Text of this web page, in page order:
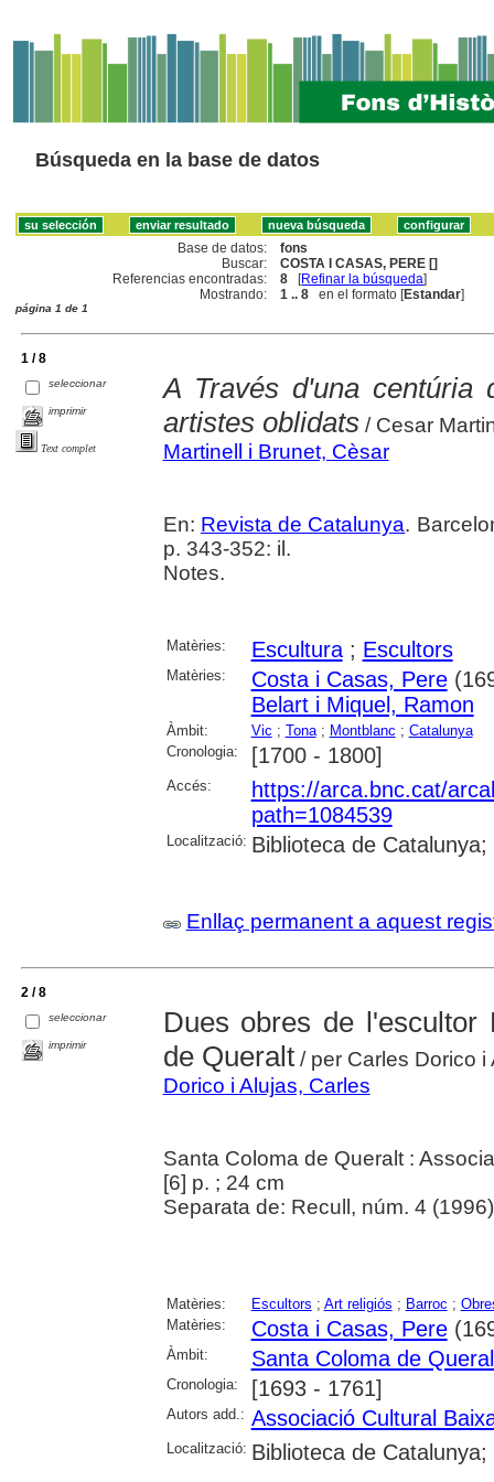
Búsqueda en la base de datos
Base de datos:
fons
Buscar:
COSTA I CASAS, PERE []
Referencias encontradas:
8 [Refinar la búsqueda]
Mostrando:
1 .. 8 en el formato [Estandar]
página 1 de 1
1 / 8
seleccionar
imprimir
Text complet
A Través d'una centúria
artistes oblidats/ Cesar
Martinell i Brunet, Cèsar
En: Revista de Catalunya.
p. 343-352: il.
Notes.
Matèries: Escultura; Escultors
Matèries: Costa i Casas, Pere
Belart i Miquel, Ramon
Àmbit: Vic ; Tona; Montblanc ; Catalunya
Cronologia:
[1700 - 1800]
Accés:
https://arca.bnc.cat/
path=1084539
Localització: Biblioteca de
Enllaç permanent a aquest
2 / 8
seleccionar
imprimir
Dues obres de
de Queralt/ per Carles Dorico i
Dorico i Alujas, Carles
Santa Coloma de Queralt :
[6] p. ; 24 cm
Separata de: Recull, núm. 4
Matèries: Escultors ; Art religiós ; Barroc ;
Matèries:
Costa i Casas, Pere
Àmbit: Santa Coloma de
Cronologia: [1693 - 1761]
Autors add.: Associació Cultural
Localització: Biblioteca de